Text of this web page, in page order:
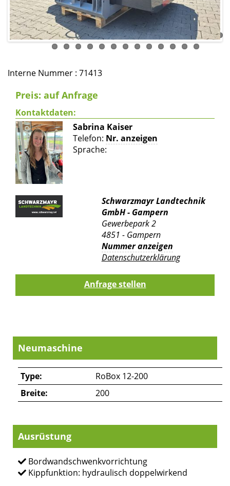
Interne Nummer : 71413
Preis: auf Anfrage
Kontaktdaten:
Sabrina Kaiser
Telefon: Nr. anzeigen
Sprache:
Schwarzmayr Landtechnik
GmbH - Gampern
Gewerbepark 2
4851 - Gampern
Nummer anzeigen
Datenschutzerklärung
Neumaschine
Type:
RoBox 12-200
Breite:
200
Ausrüstung
Bordwandschwenkvorrichtung
Kippfunktion: hydraulisch doppelwirkend